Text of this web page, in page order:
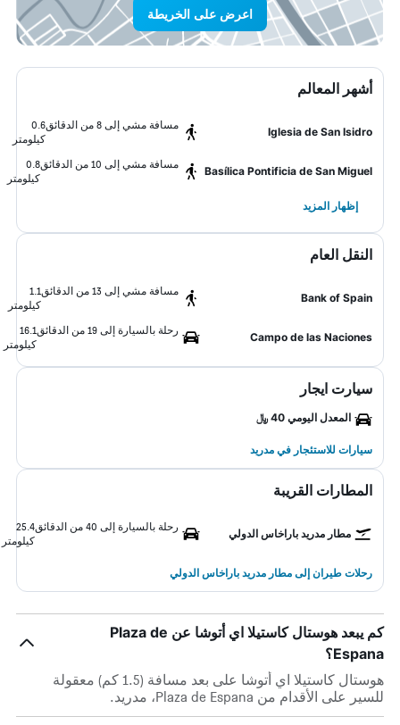
اعرض على الخريطة
أشهر المعالم
Iglesia de San Isidro
مسافة مشي إلى 8 من الدقائق
0.6
كيلومتر
Basílica Pontificia de San Miguel
مسافة مشي إلى 10 من الدقائق
0.8
كيلومتر
إظهار المزيد
النقل العام
Bank of Spain
مسافة مشي إلى 13 من الدقائق
1.1
كيلومتر
Campo de las Naciones
رحلة بالسيارة إلى 19 من الدقائق
16.1
كيلومتر
سيارت ايجار
المعدل اليومي 40 ﷼
سيارات للاستئجار في مدريد
المطارات القريبة
مطار مدريد باراخاس الدولي
رحلة بالسيارة إلى 40 من الدقائق
25.4
كيلومتر
رحلات طيران إلى مطار مدريد باراخاس الدولي
كم يبعد هوستال كاستيلا اي أتوشا عن Plaza de
Espana؟
هوستال كاستيلا اي أتوشا على بعد مسافة (1.5 كم) معقولة
للسير على الأقدام من Plaza de Espana، مدريد.